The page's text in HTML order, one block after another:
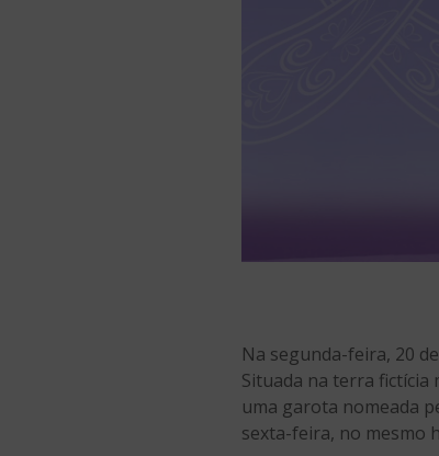
Na segunda-feira, 20
Situada na terra fictícia
uma garota nomeada
sexta-feira, no mesmo